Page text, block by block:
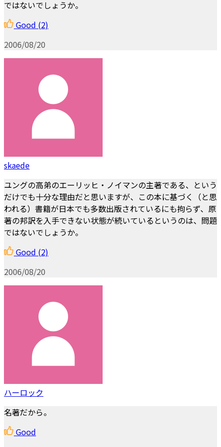
ではないでしょうか。
Good (2)
2006/08/20
skaede
ユングの高弟のエーリッヒ・ノイマンの主著である、という
だけでも十分な理由だと思いますが、この本に基づく（と思
われる）書籍が日本でも多数出版されているにも拘らず、原
著の邦訳を入手できない状態が続いているというのは、問題
ではないでしょうか。
Good (2)
2006/08/20
ハーロック
名著だから。
Good